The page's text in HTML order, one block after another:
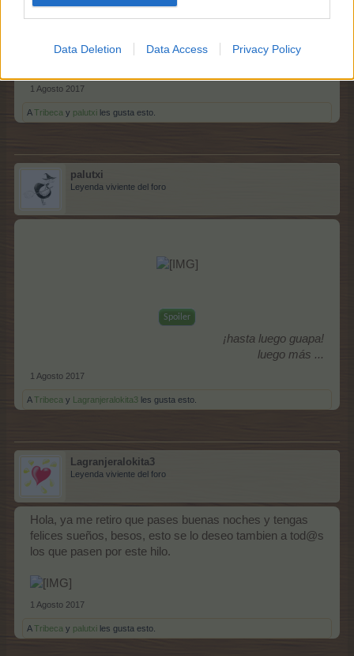
Data Deletion Data Access Privacy Policy
Si por eso lo digo porque martes y mercadillo pues dare
1 Agosto 2017
ATribeca y palutxi les gusta esto.
palutxi
Leyenda viviente del foro
Spoiler
¡hasta luego guapa!
luego más ...
1 Agosto 2017
ATribeca y Lagranjeralokita3 les gusta esto.
Lagranjeralokita3
Leyenda viviente del foro
Hola, ya me retiro que pases buenas noches y tengas
felices sueños, besos, esto se lo deseo tambien a tod@s
los que pasen por este hilo.
1 Agosto 2017
ATribeca y palutxi les gusta esto.